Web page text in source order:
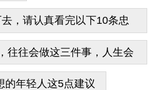
，请认真看完以下10条忠
告！
往往会做这三件事，人生会
逆风翻盘
的年轻人这5点建议